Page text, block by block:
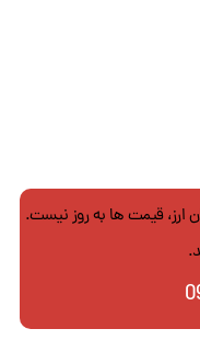
ارز، قیمت ها به روز نیست.